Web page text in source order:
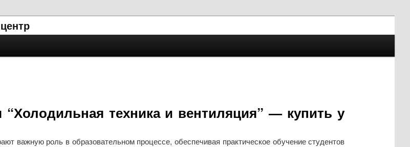
техника и вентиляция” — купить у
важную роль в образовательном процессе, обеспечивая практическое обучение студентов